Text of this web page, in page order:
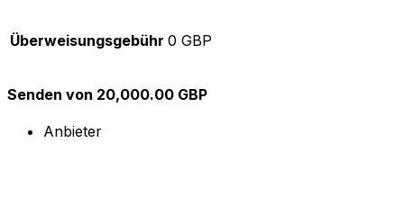
Überweisungsgebühr 0 GBP
Senden von 20,000.00 GBP
Anbieter